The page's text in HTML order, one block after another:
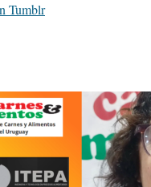
Tumblr